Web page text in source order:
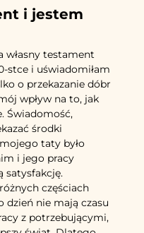
i jestem
własny testament
stce i uświadomiłam
o przekazanie dóbr
wpływ na to, jak
Świadomość,
środki
taty było
i jego pracy
satysfakcję.
częściach
dzień nie mają czasu
z potrzebującymi,